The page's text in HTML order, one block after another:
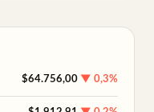
$64.756,00 ▼ 0,3%